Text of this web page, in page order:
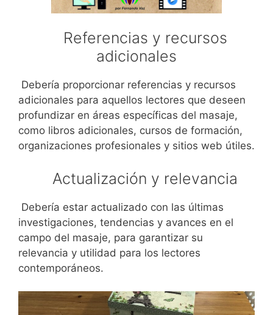
Referencias y recursos
adicionales
Debería proporcionar referencias y recursos
adicionales para aquellos lectores que deseen
profundizar en áreas específicas del masaje,
como libros adicionales, cursos de formación,
organizaciones profesionales y sitios web útiles.
Actualización y relevancia
Debería estar actualizado con las últimas
investigaciones, tendencias y avances en el
campo del masaje, para garantizar su
relevancia y utilidad para los lectores
contemporáneos.